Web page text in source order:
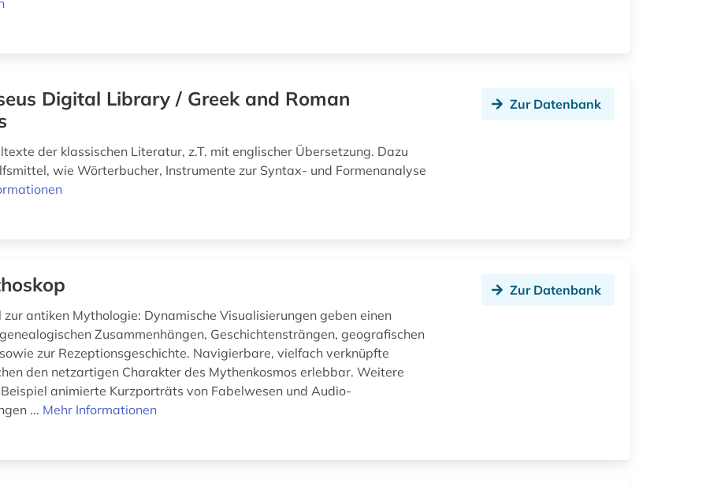
Digital Library / Greek and Roman
der klassischen Literatur, z.T. mit englischer Übersetzung. Dazu
wie Wörterbucher, Instrumente zur Syntax- und Formenanalyse
Zur Datenbank
zur antiken Mythologie: Dynamische Visualisierungen geben einen
Zusammenhängen, Geschichtensträngen, geografischen
zur Rezeptionsgeschichte. Navigierbare, vielfach verknüpfte
den netzartigen Charakter des Mythenkosmos erlebbar. Weitere
animierte Kurzporträts von Fabelwesen und Audio-
... Mehr Informationen
Zur Datenbank